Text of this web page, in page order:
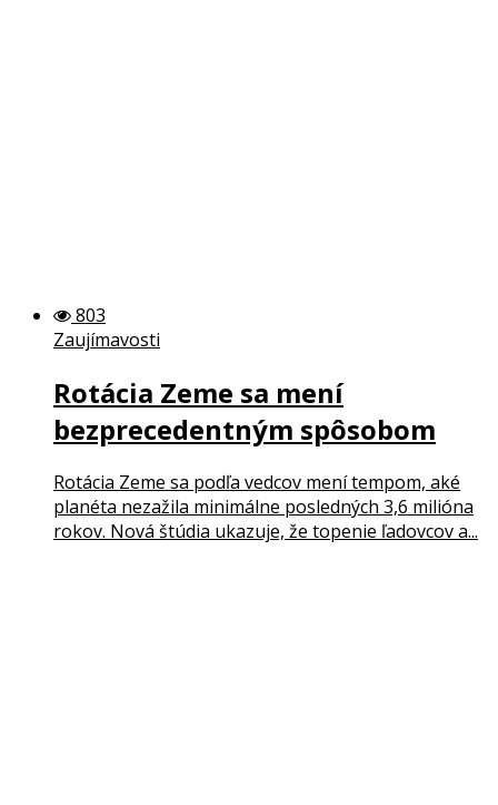
803
Zaujímavosti
Rotácia Zeme sa mení
bezprecedentným spôsobom
Rotácia Zeme sa podľa vedcov mení tempom, aké
planéta nezažila minimálne posledných 3,6 milióna
rokov. Nová štúdia ukazuje, že topenie ľadovcov a...